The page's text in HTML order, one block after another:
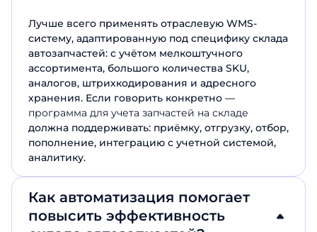
Лучше всего применять отраслевую WMS-
систему, адаптированную под специфику склада
автозапчастей: с учётом мелкоштучного
ассортимента, большого количества SKU,
аналогов, штрихкодирования и адресного
хранения. Если говорить конкретно —
программа для учета запчастей на складе
должна поддерживать: приёмку, отгрузку, отбор,
пополнение, интеграцию с учетной системой,
аналитику.
Как автоматизация помогает
повысить эффективность